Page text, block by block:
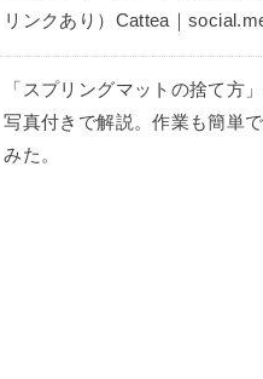
リンクあり）Cattea｜
「スプリングマットの捨て方
写真付きで解説。作業も簡単
みた。